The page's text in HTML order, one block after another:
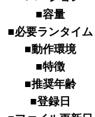
■容量
■必要ランタイム
■動作環境
■特徴
■推奨年齢
■登録日